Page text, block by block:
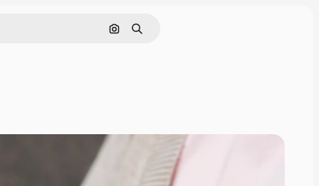
Cerca per immagine
Ricerca